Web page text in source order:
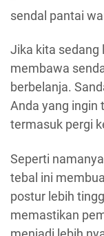
sendal pantai
Jika kita sedang
membawa
berbelanja.
Anda yang ingin
termasuk pergi
Seperti
tebal ini
postur lebih
memastikan